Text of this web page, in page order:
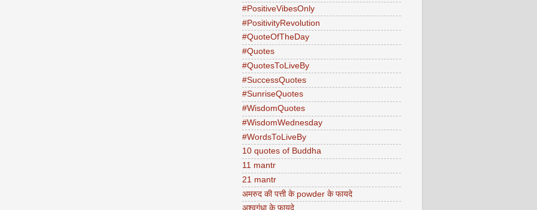
#PositiveVibesOnly
#PositivityRevolution
#QuoteOfTheDay
#Quotes
#QuotesToLiveBy
#SuccessQuotes
#SunriseQuotes
#WisdomQuotes
#WisdomWednesday
#WordsToLiveBy
10 quotes of Buddha
11 mantr
21 mantr
अमरुद की पत्ती के powder के फायदे
अश्वगंधा के फायदे